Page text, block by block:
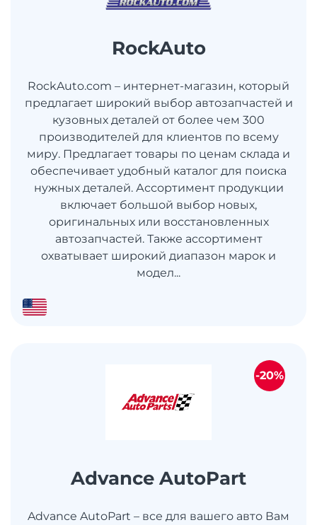
RockAuto
RockAuto.com – интернет-магазин, который
предлагает широкий выбор автозапчастей и
кузовных деталей от более чем 300
производителей для клиентов по всему
миру. Предлагает товары по ценам склада и
обеспечивает удобный каталог для поиска
нужных деталей. Ассортимент продукции
включает большой выбор новых,
оригинальных или восстановленных
автозапчастей. Также ассортимент
охватывает широкий диапазон марок и
модел...
Advance AutoPart
Advance AutoPart – все для вашего авто Вам
-20%